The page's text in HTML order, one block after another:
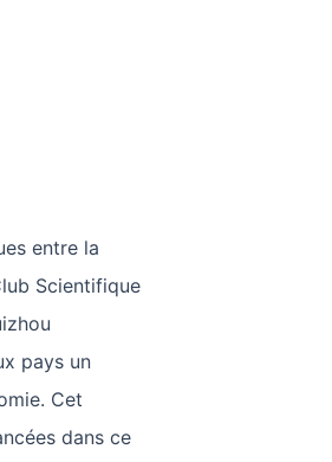
entre la
Scientifique
pays un
Cet
dans ce